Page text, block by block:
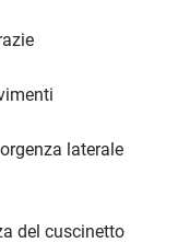
laterale
del cuscinetto